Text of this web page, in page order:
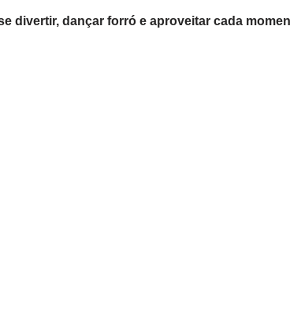
divertir, dançar forró e aproveitar cada